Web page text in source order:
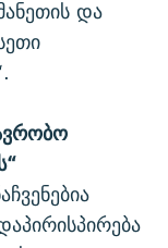
და